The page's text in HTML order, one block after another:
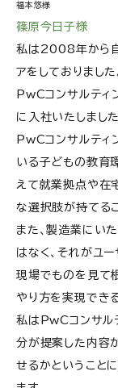
福本悠様
篠原今日子様
私は2008年から自
アをしておりまし
PwCコンサルティ
に入社いたしました
PwCコンサルティ
いる子どもの教育
えて就業拠点や在
な選択肢が持てる
また、製造業にい
はなく、それがユ
現場でものを見て
やり方を実現でき
私はPwCコンサル
分が提案した内容
せるかということ